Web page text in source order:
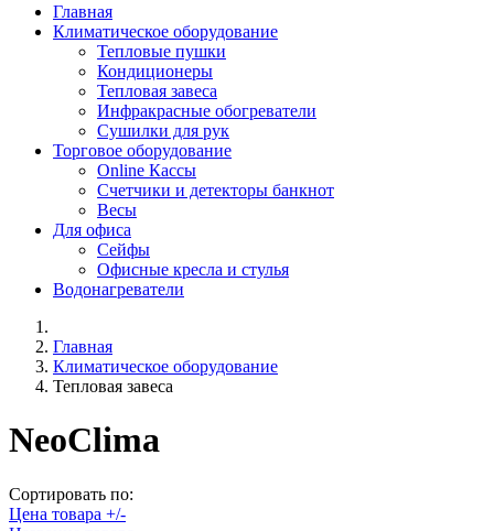
Главная
Климатическое оборудование
Тепловые пушки
Кондиционеры
Тепловая завеса
Инфракрасные обогреватели
Сушилки для рук
Торговое оборудование
Online Кассы
Счетчики и детекторы банкнот
Весы
Для офиса
Сейфы
Офисные кресла и стулья
Водонагреватели
Главная
Климатическое оборудование
Тепловая завеса
NeoClima
Сортировать по:
Цена товара +/-